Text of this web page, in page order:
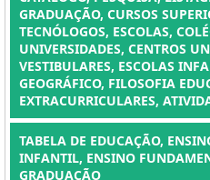
GRADUAÇÃO, CURSOS
TECNÓLOGOS, ESCOLAS,
UNIVERSIDADES, CENTROS
VESTIBULARES, ESCOLAS
GEOGRÁFICO, FILOSOFIA
EXTRACURRICULARES,
TABELA DE EDUCAÇÃO,
INFANTIL, ENSINO
GRADUAÇÃO